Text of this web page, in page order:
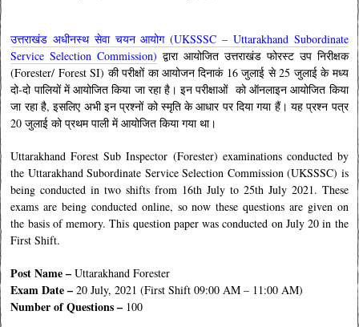
उत्तराखंड अधीनस्थ सेवा चयन आयोग (UKSSSC – Uttarakhand Subordinate
Service Selection Commission) द्वारा आयोजित उत्तराखंड फोरस्ट उप निरीक्षक
(Forester/ Forest SI) की परीक्षों का आयोजन दिनाकं 16 जुलाई से 25 जुलाई के मध्य
दो-दो पालियों में आयोजित किया जा रहा है। इन परीक्षाओं को ऑनलाइन आयोजित किया
जा रहा है, इसलिए अभी इन प्रश्नों को स्मृति के आधार पर दिया गया हैं। यह प्रश्न पत्र
20 जुलाई को प्रथम पाली में आयोजित किया गया था।
Uttarakhand Forest Sub Inspector (Forester) examinations conducted by
the Uttarakhand Subordinate Service Selection Commission (UKSSSC) is
being conducted in two shifts from 16th July to 25th July 2021. These
exams are being conducted online, so now these questions are given on
the basis of memory. This question paper was conducted on July 20 in the
First Shift.
Post Name – Uttarakhand Forester
Exam Date – 20 July, 2021 (First Shift 09:00 AM – 11:00 AM)
Number of Questions – 100